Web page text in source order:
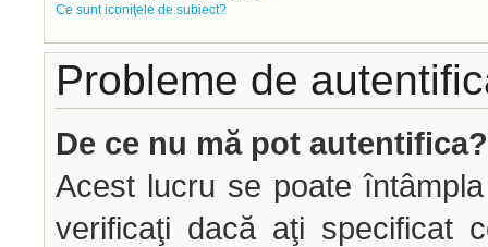
Ce sunt iconiţele de subiect?
Probleme de
De ce nu mă pot autentifica?
Acest lucru se poate
verificaţi dacă aţi specificat